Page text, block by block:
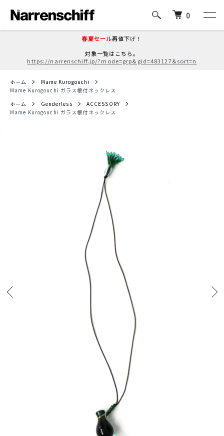
春夏セール再値下げ！
対象一覧はこちら。
https://narrenschiff.jp/?mode=grp&gid=483127&sort=n
0
ホーム
Mame Kurogouchi
Mame Kurogouchi ガラス根付ネックレス
ホーム
Genderless
ACCESSORY
Mame Kurogouchi ガラス根付ネックレス